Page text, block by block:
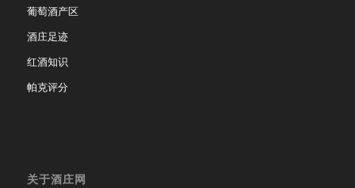
葡萄酒产区
酒庄足迹
红酒知识
帕克评分
关于酒庄网